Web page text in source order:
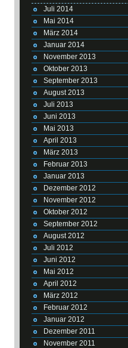
Juli 2014
Mai 2014
März 2014
Januar 2014
November 2013
Oktober 2013
September 2013
August 2013
Juli 2013
Juni 2013
Mai 2013
April 2013
März 2013
Februar 2013
Januar 2013
Dezember 2012
November 2012
Oktober 2012
September 2012
August 2012
Juli 2012
Juni 2012
Mai 2012
April 2012
März 2012
Februar 2012
Januar 2012
Dezember 2011
November 2011